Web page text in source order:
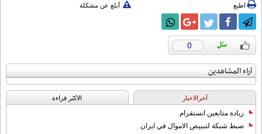
اطبع
أبلغ عن مشكلة
0
آراء المشاهدين
آخرالاخبار الاکثر قراءة
زيادة متابعين انستقرام
ضبط شبكة لتبييض الاموال في ايران